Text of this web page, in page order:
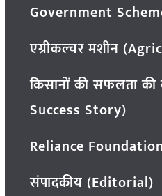
Government
एग्रीकल्चर मशीन
किसानों की सफलता
Success Story)
Reliance
संपादकीय (Editorial)